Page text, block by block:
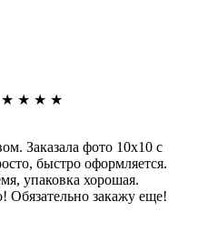
★ ★ ★ ★
Заказала фото 10х10 с
быстро оформляется.
упаковка хорошая.
Обязательно закажу еще!